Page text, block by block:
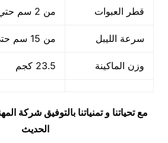
قطر العبوات من 2 سم حتي 13 سم
سرعة الليبل من 15 سم حتي 20 متر / دقيقة
وزن الماكينة 23.5 كجم
مع تحياتنا و تمنياتنا بالتوفيق شركة
الحديث